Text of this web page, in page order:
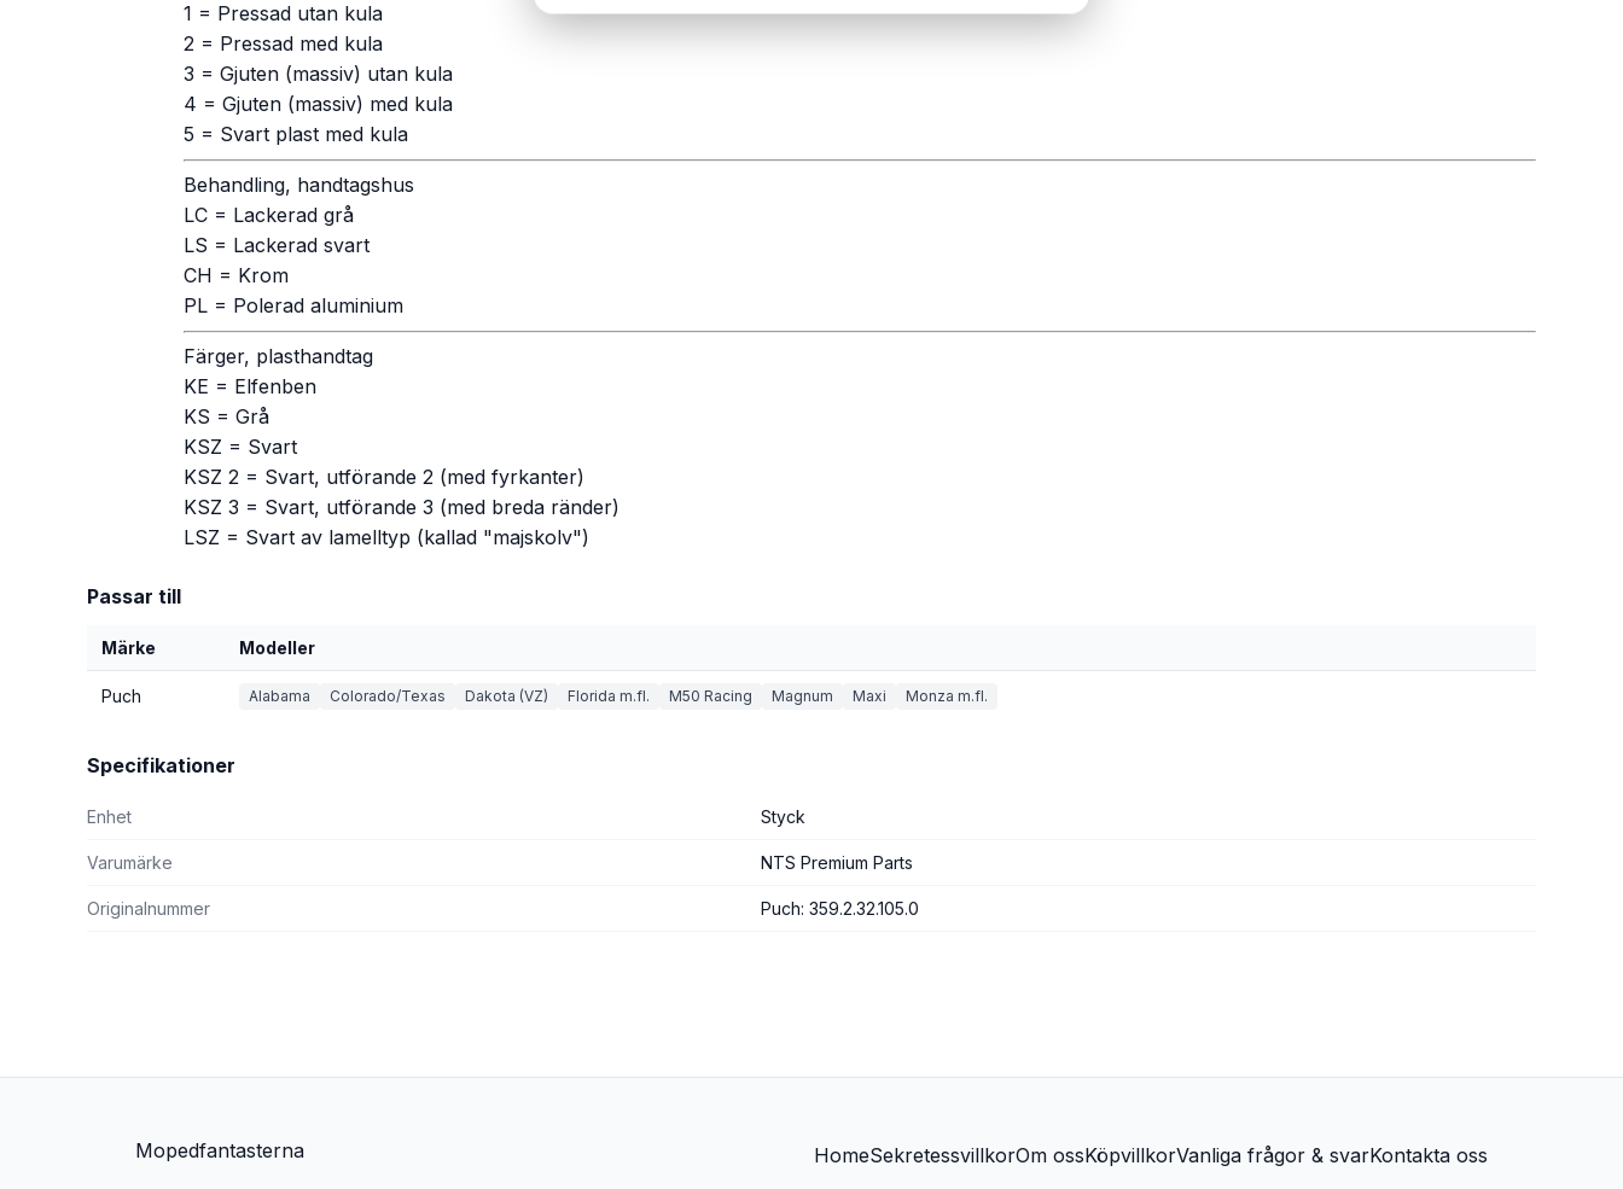
1 = Pressad utan kula
2 = Pressad med kula
3 = Gjuten (massiv) utan kula
4 = Gjuten (massiv) med kula
5 = Svart plast med kula
Behandling, handtagshus
LC = Lackerad grå
LS = Lackerad svart
CH = Krom
PL = Polerad aluminium
Färger, plasthandtag
KE = Elfenben
KS = Grå
KSZ = Svart
KSZ 2 = Svart, utförande 2 (med fyrkanter)
KSZ 3 = Svart, utförande 3 (med breda ränder)
LSZ = Svart av lamelltyp (kallad "majskolv")
Passar till
Märke Modeller
Puch Alabama Colorado/Texas Dakota (VZ) Florida m.fl. M50 Racing Magnum Maxi Monza m.fl.
Specifikationer
Enhet Styck
Varumärke NTS Premium Parts
Originalnummer Puch: 359.2.32.105.0
Mopedfantasterna HomeSekretessvillkorOm ossKöpvillkorVanliga frågor & svarKontakta oss